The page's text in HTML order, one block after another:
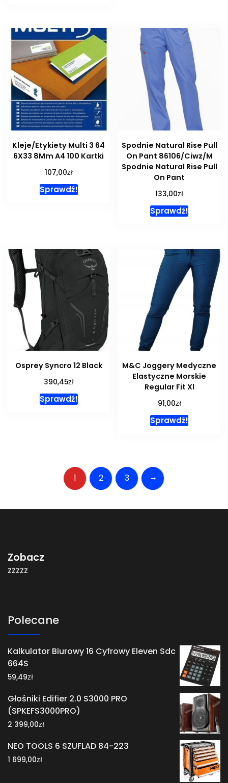
Kleje/Etykiety Multi 3 64
6X33 8Mm A4 100 Kartki
107,00zł
Sprawdź!
Spodnie Natural Rise Pull
On Pant 86106/Ciwz/M
Spodnie Natural Rise Pull
On Pant
133,00zł
Sprawdź!
Osprey Syncro 12 Black
390,45zł
Sprawdź!
M&C Joggery Medyczne
Elastyczne Morskie
Regular Fit Xl
91,00zł
Sprawdź!
1 2 3 →
Zobacz
zzzzz
Polecane
Kalkulator Biurowy 16 Cyfrowy Eleven Sdc
664S
59,49zł
Głośniki Edifier 2.0 S3000 PRO
(SPKEFS3000PRO)
2 399,00zł
NEO TOOLS 6 SZUFLAD 84-223
1 699,00zł